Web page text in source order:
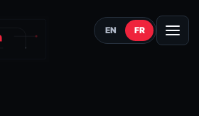
EN FR